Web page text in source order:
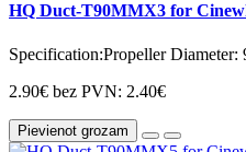
HQ Duct-T90MMX3 for
Specification:Propeller
2.90€ bez PVN: 2.40€
Pievienot grozam